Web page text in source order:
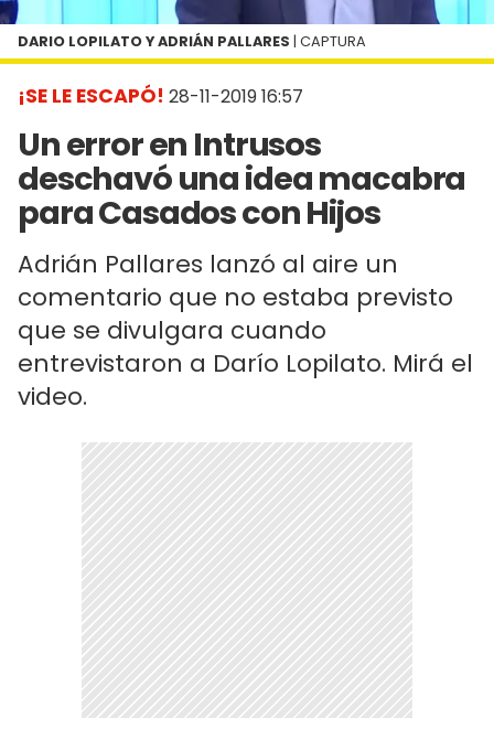
¡SE LE ESCAPÓ! 28-11-2019 16:57
Un error en Intrusos
deschavó una idea macabra
para Casados con Hijos
Adrián Pallares lanzó al aire un
comentario que no estaba previsto
que se divulgara cuando
entrevistaron a Darío Lopilato. Mirá el
video.
DARIO LOPILATO Y ADRIÁN PALLARES | CAPTURA